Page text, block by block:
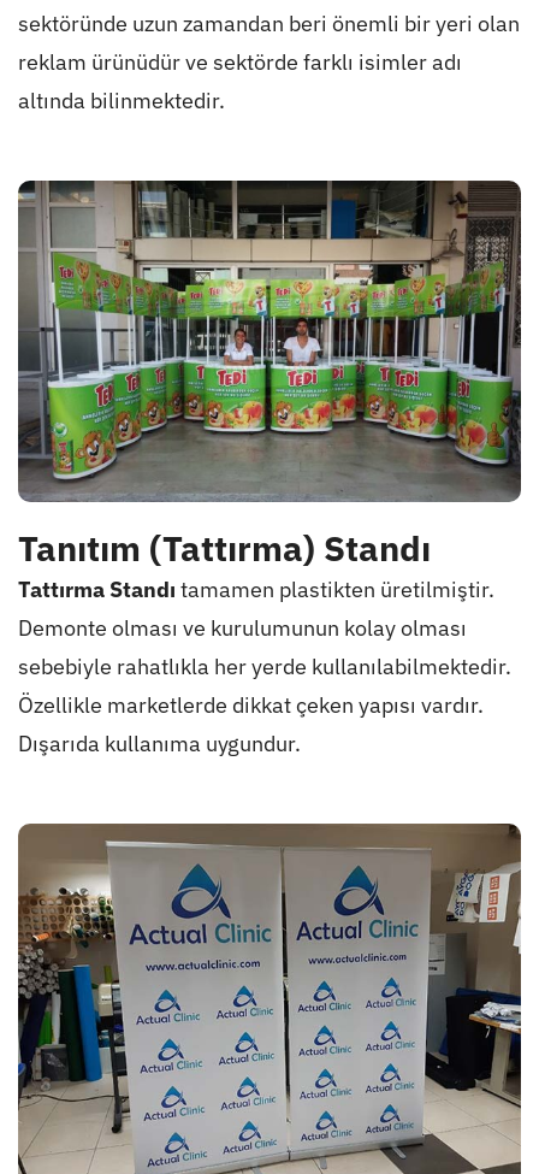
sektöründe uzun zamandan beri önemli bir yeri olan
reklam ürünüdür ve sektörde farklı isimler adı
altında bilinmektedir.
Tanıtım (Tattırma) Standı
Tattırma Standı tamamen plastikten üretilmiştir.
Demonte olması ve kurulumunun kolay olması
sebebiyle rahatlıkla her yerde kullanılabilmektedir.
Özellikle marketlerde dikkat çeken yapısı vardır.
Dışarıda kullanıma uygundur.